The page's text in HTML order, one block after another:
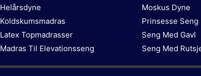
Helårsdyne
Koldskumsmadras
Latex Topmadrasser
Madras Til Elevationsseng
Moskus Dyne
Prinsesse Seng
Seng Med Gavl
Seng Med